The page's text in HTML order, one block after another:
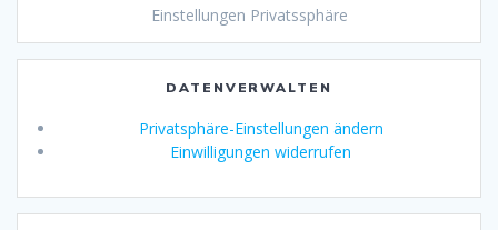
Einstellungen Privatssphäre
DATENVERWALTEN
Privatsphäre-Einstellungen ändern
Einwilligungen widerrufen